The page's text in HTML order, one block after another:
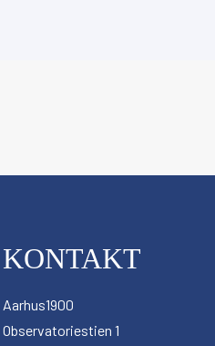
KONTAKT
Aarhus1900
Observatoriestien 1